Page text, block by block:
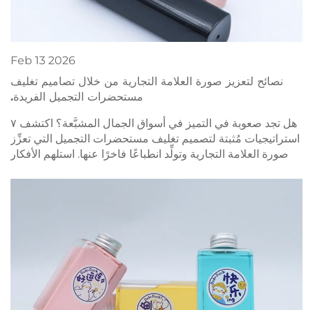
Feb 13 2026
نصائح لتعزيز صورة العلامة التجارية من خلال تصاميم تغليف
مستحضرات التجميل الفريدة.
هل تجد صعوبة في التميز في أسواق الجمال المشبَّعة؟ اكتشف ٧
استراتيجيات مُثبتة لتصميم تغليف مستحضرات التجميل التي تعزِّز
صورة العلامة التجارية وتولِّد انطباعًا فاخرًا عنها. استلهم الأفكار